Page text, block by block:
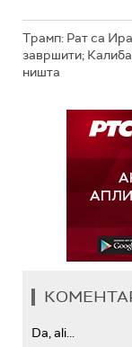
Трамп: Рат са
завршити;
ништа
Da, ali...